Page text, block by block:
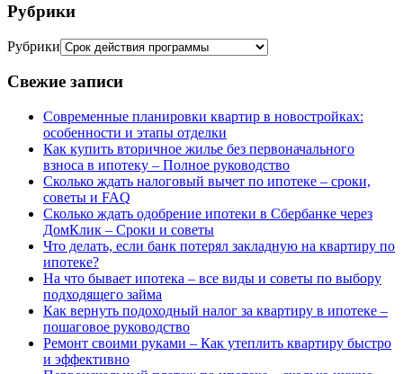
Рубрики
Рубрики
Свежие записи
Современные планировки квартир в новостройках:
особенности и этапы отделки
Как купить вторичное жилье без первоначального
взноса в ипотеку – Полное руководство
Сколько ждать налоговый вычет по ипотеке – сроки,
советы и FAQ
Сколько ждать одобрение ипотеки в Сбербанке через
ДомКлик – Сроки и советы
Что делать, если банк потерял закладную на квартиру по
ипотеке?
На что бывает ипотека – все виды и советы по выбору
подходящего займа
Как вернуть подоходный налог за квартиру в ипотеке –
пошаговое руководство
Ремонт своими руками – Как утеплить квартиру быстро
и эффективно